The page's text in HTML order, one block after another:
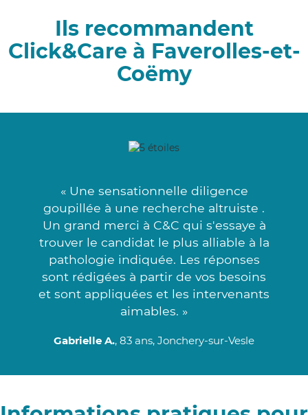
Ils recommandent
Click&Care à Faverolles-et-
Coëmy
« Une sensationnelle diligence
goupillée à une recherche altruiste .
Un grand merci à C&C qui s'essaye à
trouver le candidat le plus alliable à la
pathologie indiquée. Les réponses
sont rédigées à partir de vos besoins
et sont appliquées et les intervenants
aimables. »
Gabrielle A., 83 ans, Jonchery-sur-Vesle